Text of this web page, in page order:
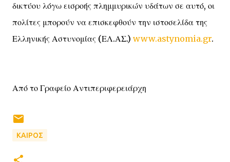
δικτύου λόγω εισροής πλημμυρικών υδάτων σε αυτό, οι
πολίτες μπορούν να επισκεφθούν την ιστοσελίδα της
Ελληνικής Αστυνομίας (ΕΛ.ΑΣ.) www.astynomia.gr.
Από το Γραφείο Αντιπεριφερειάρχη
ΚΑΙΡΟΣ